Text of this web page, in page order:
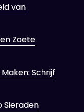
van
Zoete
Schrijf
Sieraden